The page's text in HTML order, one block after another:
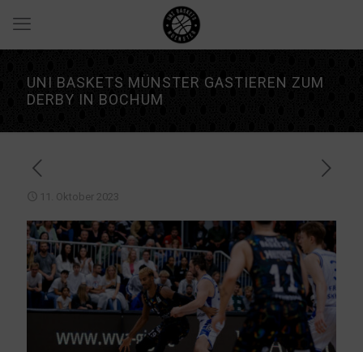
UNI BASKETS MÜNSTER GASTIEREN ZUM
DERBY IN BOCHUM
11. Oktober 2023